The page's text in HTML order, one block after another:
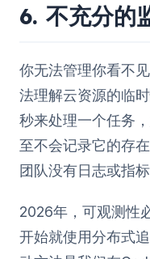
6. 不充分的
你无法管理你看不
法理解云资源的临
秒来处理一个任务
至不会记录它的存
团队没有日志或指
2026年，可观测性
开始就使用分布式